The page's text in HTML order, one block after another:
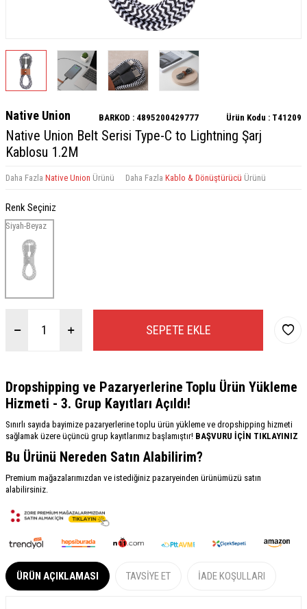
Native Union BARKOD : 4895200429777 Ürün Kodu : T41209
Native Union Belt Serisi Type-C to Lightning Şarj
Kablosu 1.2M
Daha Fazla Native Union Ürünü Daha Fazla Kablo & Dönüştürücü Ürünü
Renk Seçiniz
Siyah-Beyaz
SEPETE EKLE
Dropshipping ve Pazaryerlerine Toplu Ürün Yükleme
Hizmeti - 3. Grup Kayıtları Açıldı!
Sınırlı sayıda bayimize pazaryerlerine toplu ürün yükleme ve dropshipping hizmeti
sağlamak üzere üçüncü grup kayıtlarımız başlamıştır! BAŞVURU İÇİN TIKLAYINIZ
Bu Ürünü Nereden Satın Alabilirim?
Premium mağazalarımızdan ve istediğiniz pazaryeinden ürünümüzü satın
alabilirsiniz.
ÜRÜN AÇIKLAMASI TAVSIYE ET İADE KOŞULLARI